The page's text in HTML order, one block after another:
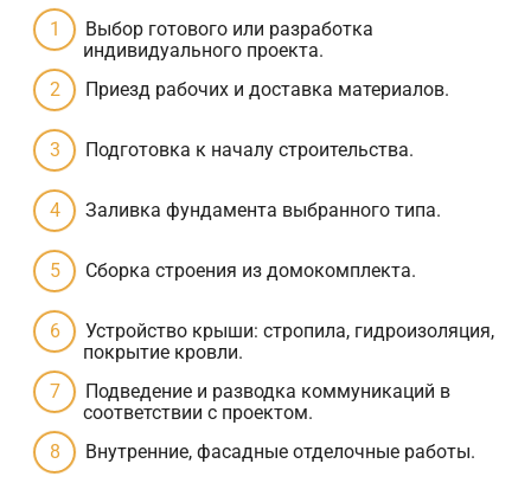
Выбор готового или разработка
индивидуального проекта.
Приезд рабочих и доставка материалов.
Подготовка к началу строительства.
Заливка фундамента выбранного типа.
Сборка строения из домокомплекта.
Устройство крыши: стропила, гидроизоляция,
покрытие кровли.
Подведение и разводка коммуникаций в
соответствии с проектом.
Внутренние, фасадные отделочные работы.